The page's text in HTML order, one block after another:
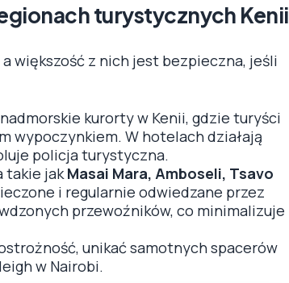
turystycznych Kenii
większość z nich jest bezpieczna, jeśli
kurorty w Kenii, gdzie turyści
wypoczynkiem. W hotelach działają
policja turystyczna.
takie jak Masai Mara, Amboseli, Tsavo
i regularnie odwiedzane przez
przewoźników, co minimalizuje
unikać samotnych spacerów
w Nairobi.